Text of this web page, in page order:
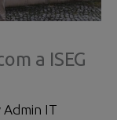
a ISEG
Admin IT